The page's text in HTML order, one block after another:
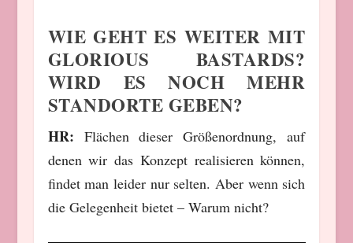
WIE GEHT ES WEITER MIT
GLORIOUS BASTARDS?
WIRD ES NOCH MEHR
STANDORTE GEBEN?
HR: Flächen dieser Größenordnung, auf
denen wir das Konzept realisieren können,
findet man leider nur selten. Aber wenn sich
die Gelegenheit bietet – Warum nicht?